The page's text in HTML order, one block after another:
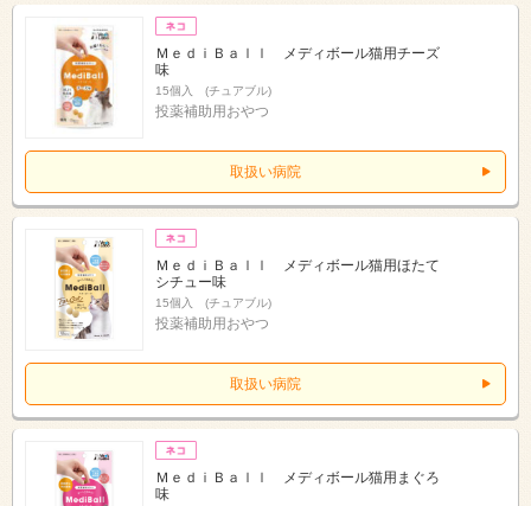
ＭｅｄｉＢａｌｌ メディボール猫用チーズ
味
15個入 (チュアブル)
投薬補助用おやつ
取扱い病院
ＭｅｄｉＢａｌｌ メディボール猫用ほたて
シチュー味
15個入 (チュアブル)
投薬補助用おやつ
取扱い病院
ＭｅｄｉＢａｌｌ メディボール猫用まぐろ
味